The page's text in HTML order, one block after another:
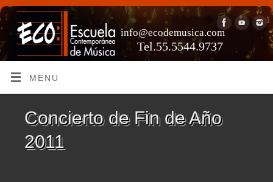
info@ecodemusica.com
Tel.55.5544.9737
MENU
Concierto de Fin de Año
2011